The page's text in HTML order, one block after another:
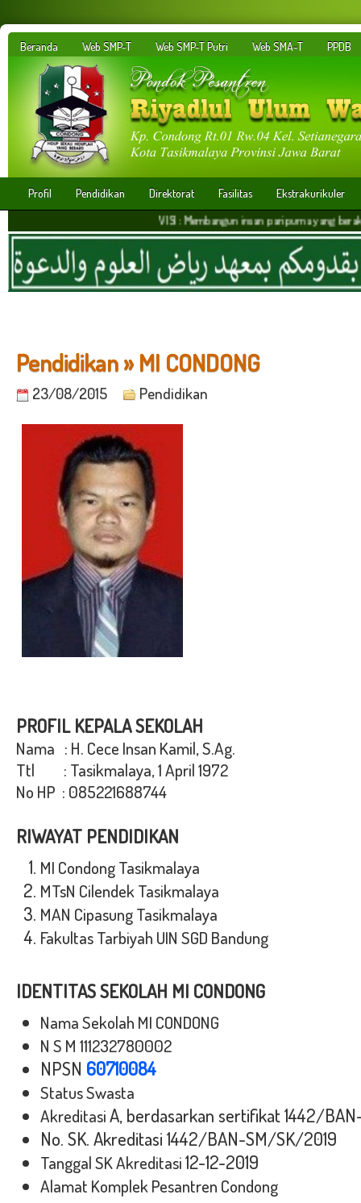
Beranda Web SMP-T Web SMP-T Putri Web SMA-T PPDB
Profil Pendidikan Direktorat Fasilitas
Ekstrakurikuler
VISI : Membangun insan paripurna yang
Pendidikan » MI CONDONG
23/08/2015 Pendidikan
PROFIL KEPALA SEKOLAH
Nama : H. Cece Insan Kamil, S.Ag.
Ttl : Tasikmalaya, 1 April 1972
No HP : 085221688744
RIWAYAT PENDIDIKAN
MI Condong Tasikmalaya
MTsN Cilendek Tasikmalaya
MAN Cipasung Tasikmalaya
Fakultas Tarbiyah UIN SGD Bandung
IDENTITAS SEKOLAH MI CONDONG
Nama Sekolah MI CONDONG
N S M 111232780002
NPSN 60710084
Status Swasta
AkreditasiA, berdasarkan sertifikat 1442/
No. SK. Akreditasi 1442/BAN-SM/SK/2019
Tanggal SK Akreditasi12-12-2019
Alamat Komplek Pesantren Condong